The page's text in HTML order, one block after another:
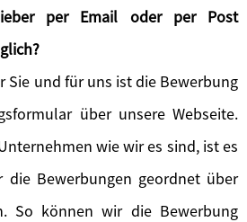
per Email oder per Post
Sie und für uns ist die Bewerbung
über unsere Webseite.
wie wir es sind, ist es
die Bewerbungen geordnet über
So können wir die Bewerbung